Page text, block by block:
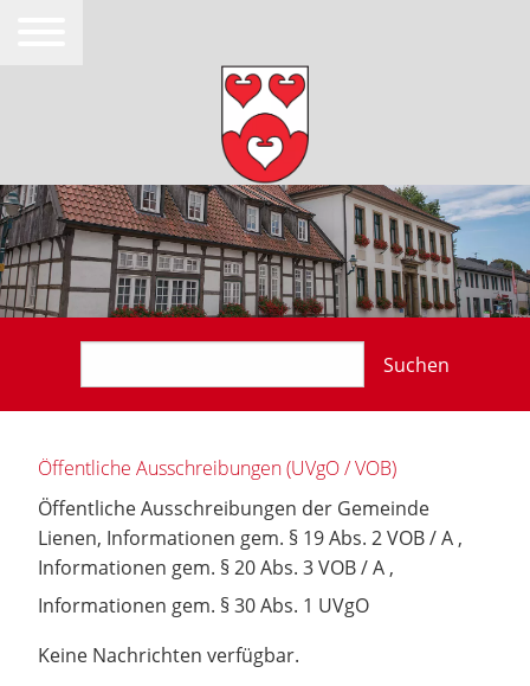
Suchen
Öffentliche Ausschreibungen (UVgO / VOB)
Öffentliche Ausschreibungen der Gemeinde
Lienen, Informationen gem. § 19 Abs. 2 VOB / A ,
Informationen gem. § 20 Abs. 3 VOB / A ,
Informationen gem. § 30 Abs. 1 UVgO
Keine Nachrichten verfügbar.